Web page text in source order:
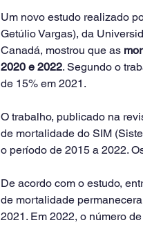
Um novo estudo realizado
Getúlio Vargas), da
Canadá, mostrou que as
2020 e 2022. Segundo o
de 15% em 2021.
O trabalho, publicado na
de mortalidade do SIM
o período de 2015 a 2022.
De acordo com o estudo,
de mortalidade
2021. Em 2022, o número